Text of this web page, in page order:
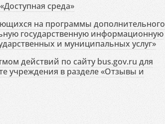
среда»
на программы дополнительного
государственную информационную
и муниципальных услуг»
действий по сайту bus.gov.ru для
учреждения в разделе «Отзывы и